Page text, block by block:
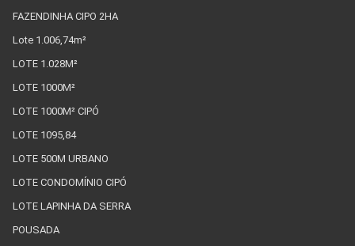
FAZENDINHA CIPO 2HA
Lote 1.006,74m²
LOTE 1.028M²
LOTE 1000M²
LOTE 1000M² CIPÓ
LOTE 1095,84
LOTE 500M URBANO
LOTE CONDOMÍNIO CIPÓ
LOTE LAPINHA DA SERRA
POUSADA